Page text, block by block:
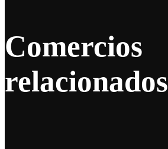
Comercios
relacionados